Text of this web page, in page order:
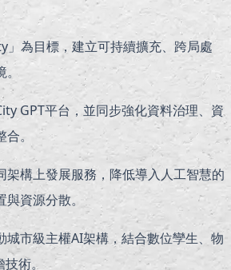
」為目標，建立可持續擴充、跨局處
GPT平台，並同步強化資料治理、資
。
架構上發展服務，降低導入人工智慧的
資源分散。
城市級主權AI架構，結合數位孿生、物
技術。